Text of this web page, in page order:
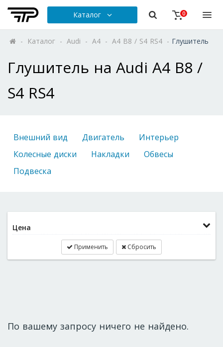
Каталог 0
- Каталог - Audi - A4 - A4 B8 / S4 RS4 - Глушитель
Глушитель на Audi A4 B8 /
S4 RS4
Внешний вид Двигатель
Интерьер
Колесные диски
Накладки
Обвесы
Подвеска
Цена
Применить Сбросить
По вашему запросу ничего не найдено.